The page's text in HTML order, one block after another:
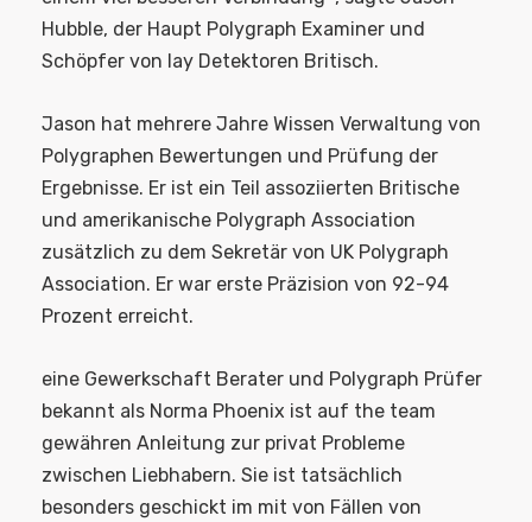
Hubble, der Haupt Polygraph Examiner und
Schöpfer von lay Detektoren Britisch.
Jason hat mehrere Jahre Wissen Verwaltung von
Polygraphen Bewertungen und Prüfung der
Ergebnisse. Er ist ein Teil assoziierten Britische
und amerikanische Polygraph Association
zusätzlich zu dem Sekretär von UK Polygraph
Association. Er war erste Präzision von 92-94
Prozent erreicht.
eine Gewerkschaft Berater und Polygraph Prüfer
bekannt als Norma Phoenix ist auf the team
gewähren Anleitung zur privat Probleme
zwischen Liebhabern. Sie ist tatsächlich
besonders geschickt im mit von Fällen von